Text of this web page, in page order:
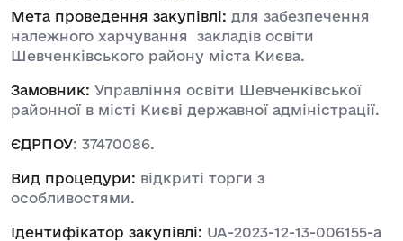
Мета проведення закупівлі: для забезпечення
належного харчування закладів освіти
Шевченківського району міста Києва.
Замовник: Управління освіти Шевченківської
районної в місті Києві державної адміністрації.
ЄДРПОУ: 37470086.
Вид процедури: відкриті торги з
особливостями.
Ідентифікатор закупівлі: UA-2023-12-13-006155-a